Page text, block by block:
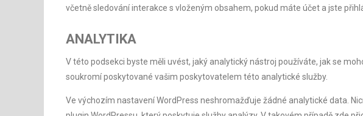
včetně sledování interakce s vloženým obsahem, pokud máte účet a jste
ANALYTIKA
V této podsekci byste měli uvést, jaký analytický nástroj používáte, jak se
soukromí poskytované vašim poskytovatelem této analytické služby.
Ve výchozím nastavení WordPress neshromažďuje žádné analytické data.